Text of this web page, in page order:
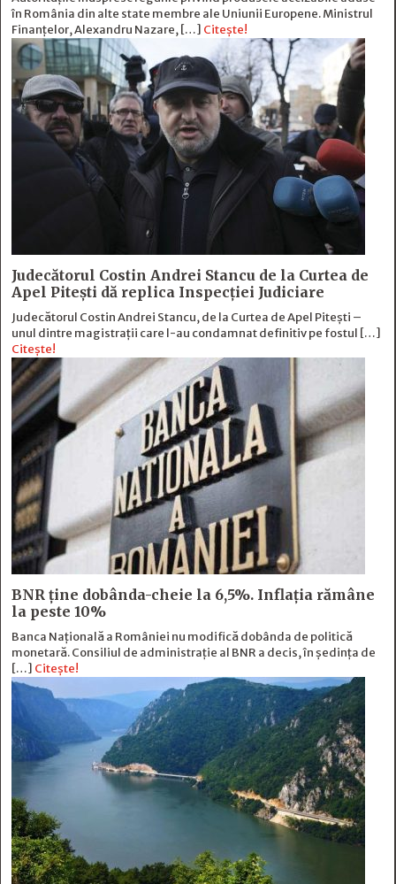
în România din alte state membre ale Uniunii Europene. Ministrul
Finanțelor, Alexandru Nazare, […] Citește!
Judecătorul Costin Andrei Stancu de la Curtea de
Apel Pitești dă replica Inspecției Judiciare
Judecătorul Costin Andrei Stancu, de la Curtea de Apel Pitești –
unul dintre magistrații care l-au condamnat definitiv pe fostul […]
Citește!
BNR ține dobânda-cheie la 6,5%. Inflația rămâne
la peste 10%
Banca Națională a României nu modifică dobânda de politică
monetară. Consiliul de administrație al BNR a decis, în ședința de
[…] Citește!